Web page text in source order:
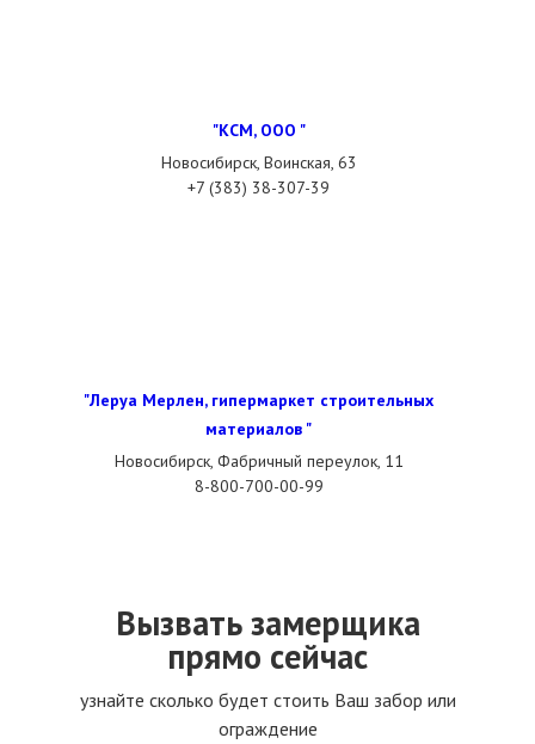
"КСМ, ООО "
Новосибирск, Воинская, 63
+7 (383) 38-307-39
"Леруа Мерлен, гипермаркет строительных
материалов "
Новосибирск, Фабричный переулок, 11
8-800-700-00-99
Вызвать замерщика
прямо сейчас
узнайте сколько будет стоить Ваш забор или
ограждение